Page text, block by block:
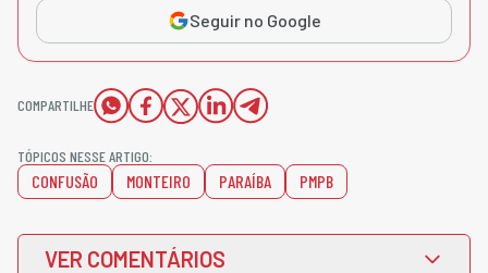
Seguir no Google
COMPARTILHE
TÓPICOS NESSE ARTIGO:
CONFUSÃO MONTEIRO PARAÍBA PMPB
VER COMENTÁRIOS